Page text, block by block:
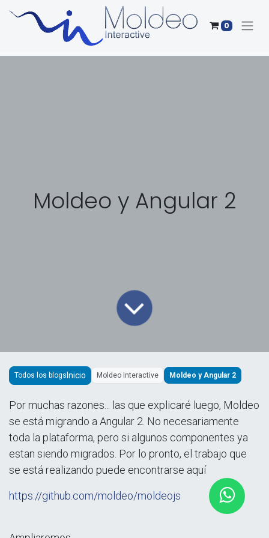
0
Moldeo y Angular 2
Todos los blogs Moldeo Interactive Moldeo y Angular 2
Por muchas razones... las que explicaré luego, Moldeo
se está migrando a Angular 2. No necesariamente
toda la plataforma, pero si algunos componentes ya
estan siendo migrados. Por lo pronto, el trabajo que
se está realizando puede encontrarse aquí
https://github.com/moldeo/moldeojs